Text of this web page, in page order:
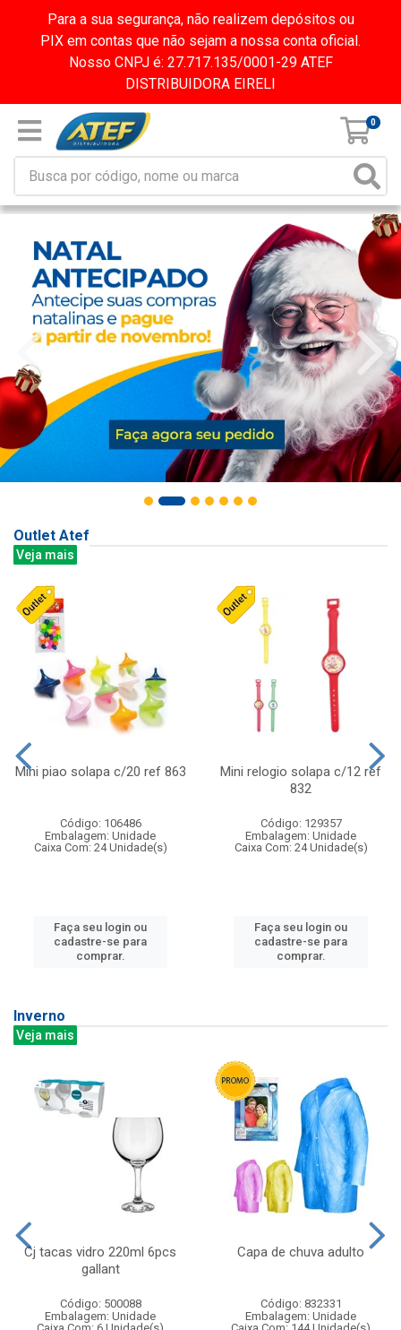
Para a sua segurança, não realizem depósitos ou
PIX em contas que não sejam a nossa conta oficial.
Nosso CNPJ é: 27.717.135/0001-29 ATEF
DISTRIBUIDORA EIRELI
0
Outlet Atef
Veja mais
Mini piao solapa c/20 ref 863
Código: 106486
Embalagem: Unidade
Caixa Com: 24 Unidade(s)
Faça seu login ou
cadastre-se para
comprar.
Mini relogio solapa c/12 ref
832
Código: 129357
Embalagem: Unidade
Caixa Com: 24 Unidade(s)
Faça seu login ou
cadastre-se para
comprar.
Inverno
Veja mais
Cj tacas vidro 220ml 6pcs
gallant
Código: 500088
Embalagem: Unidade
Capa de chuva adulto
Código: 832331
Embalagem: Unidade